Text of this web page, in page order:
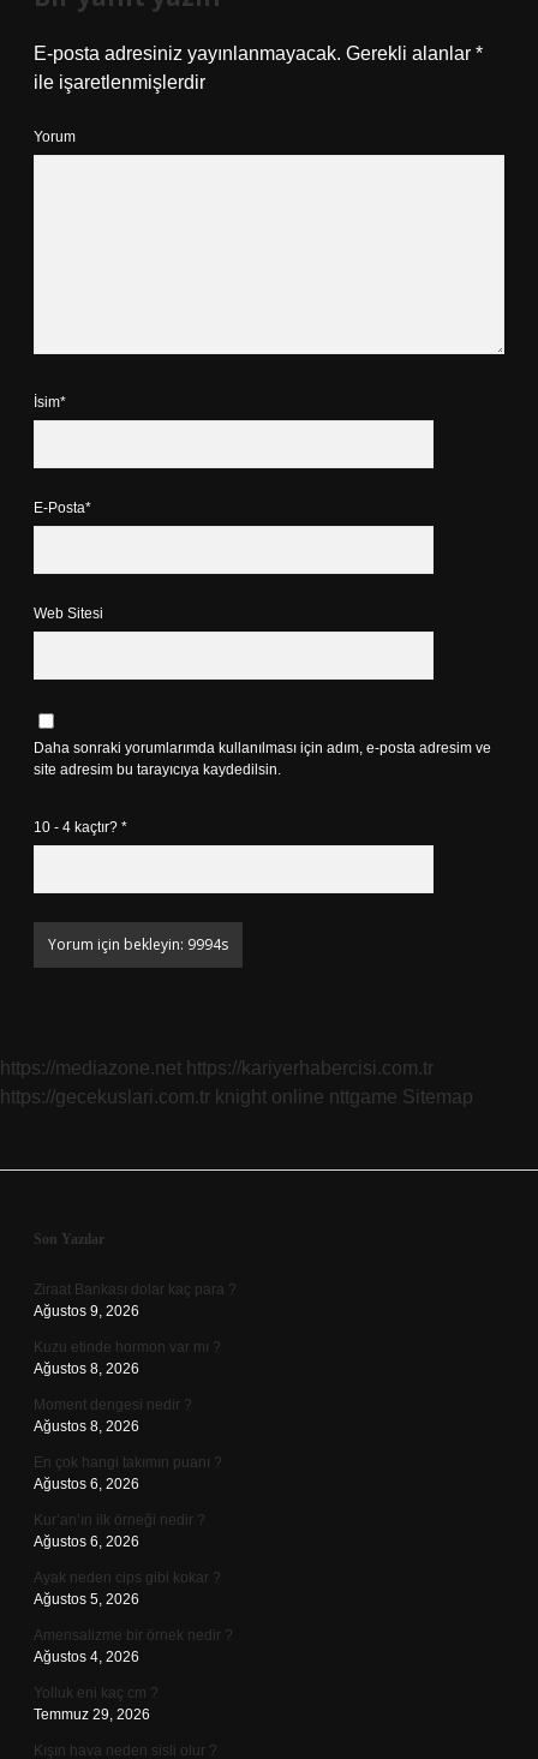
E-posta adresiniz yayınlanmayacak. Gerekli alanlar *
ile işaretlenmişlerdir
Yorum
İsim*
E-Posta*
Web Sitesi
Daha sonraki yorumlarımda kullanılması için adım, e-posta adresim ve
site adresim bu tarayıcıya kaydedilsin.
10 - 4 kaçtır? *
https://mediazone.net https://kariyerhabercisi.com.tr
https://gecekuslari.com.tr knight online nttgame Sitemap
Sidebar
Son Yazılar
Ziraat Bankası dolar kaç para ?
Ağustos 9, 2026
Kuzu etinde hormon var mı ?
Ağustos 8, 2026
Moment dengesi nedir ?
Ağustos 8, 2026
En çok hangi takımın puanı ?
Ağustos 6, 2026
Kur’an’ın ilk örneği nedir ?
Ağustos 6, 2026
Ayak neden cips gibi kokar ?
Ağustos 5, 2026
Amensalizme bir örnek nedir ?
Ağustos 4, 2026
Yolluk eni kaç cm ?
Temmuz 29, 2026
Kışın hava neden sisli olur ?